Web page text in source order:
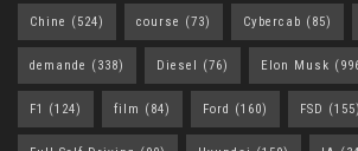
Chine (524) course (73) Cybercab (85)
demande (338) Diesel (76) Elon Musk
F1 (124) film (84) Ford (160) FSD (155)